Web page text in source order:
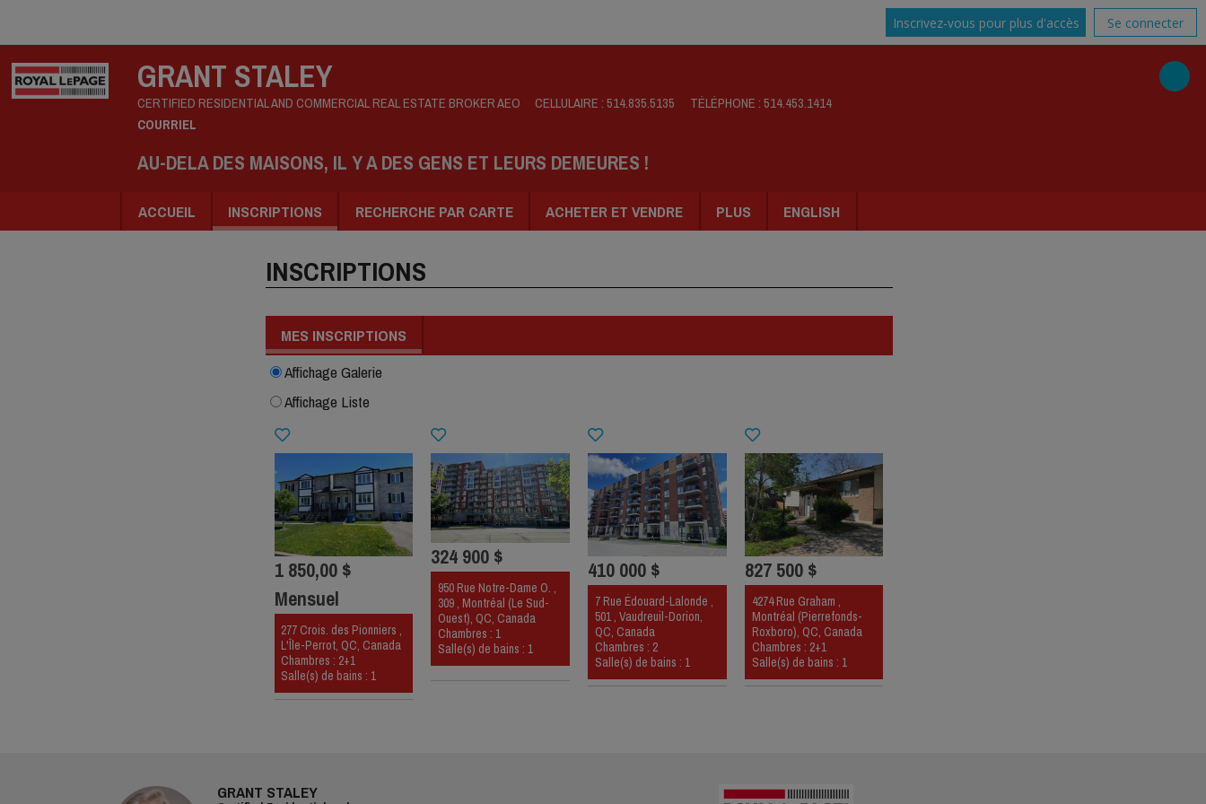
Inscrivez-vous pour plus d'accès Se connecter
GRANT STALEY
CERTIFIED RESIDENTIAL AND COMMERCIAL REAL ESTATE BROKER AEO CELLULAIRE : 514.835.5135 TÉLÉPHONE : 514.453.1414
COURRIEL
AU-DELA DES MAISONS, IL Y A DES GENS ET LEURS DEMEURES !
ACCUEIL INSCRIPTIONS RECHERCHE PAR CARTE ACHETER ET VENDRE PLUS ENGLISH
INSCRIPTIONS
MES INSCRIPTIONS
Affichage Galerie
Affichage Liste
1 850,00 $
Mensuel
277 Crois. des Pionniers ,
L'Île-Perrot, QC, Canada
Chambres : 2+1
Salle(s) de bains : 1
324 900 $
950 Rue Notre-Dame O. ,
309 , Montréal (Le Sud-
Ouest), QC, Canada
Chambres : 1
Salle(s) de bains : 1
410 000 $
7 Rue Édouard-Lalonde ,
501 , Vaudreuil-Dorion,
QC, Canada
Chambres : 2
Salle(s) de bains : 1
827 500 $
4274 Rue Graham ,
Montréal (Pierrefonds-
Roxboro), QC, Canada
Chambres : 2+1
Salle(s) de bains : 1
GRANT STALEY